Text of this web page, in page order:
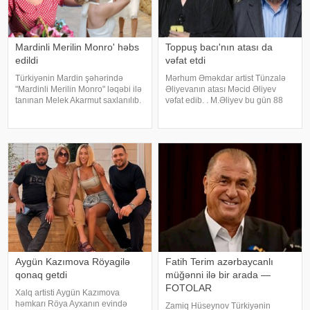
Mardinli Merilin Monro' həbs
edildi
Türkiyənin Mardin şəhərində
"Mardinli Merilin Monro" ləqəbi ilə
tanınan Melek Akarmut saxlanılıb.
tərkibli olduğ
Toppuş bacı'nın atası da
vəfat etdi
Mərhum Əməkdar artist Tünzalə
Əliyevanın atası Məcid Əliyev
vəfat edib. . M.Əliyev bu gün 88
xəstəlikdən əziyyət çəkird
Aygün Kazımova Röyagilə
qonaq getdi
Xalq artisti Aygün Kazımova
həmkarı Röya Ayxanın evində
Fatih Terim azərbaycanlı
müğənni ilə bir arada —
FOTOLAR
Zamiq Hüseynov Türkiyənin